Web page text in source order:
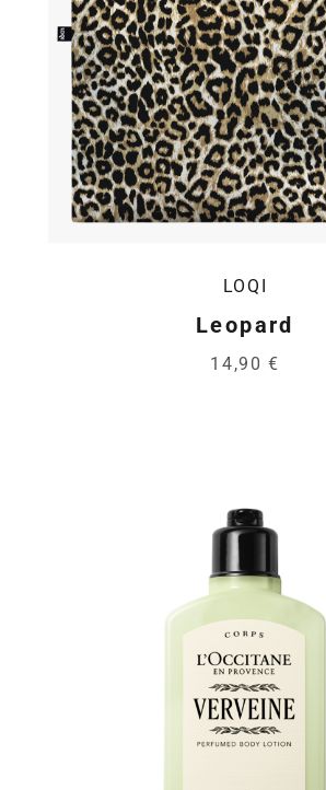
LOQI
Leopard
14,90 €